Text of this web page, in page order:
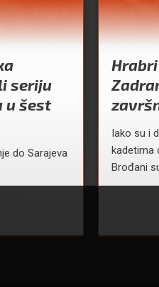
seriju
u šest
do Sarajeva
Iako su i
kadetima
Brođani